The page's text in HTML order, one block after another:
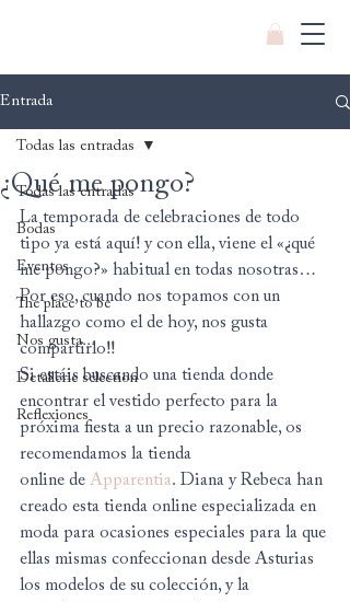
Entrada
Todas las entradas
Bodas
Eventos
The place to be
Nos gusta...
Detallerie selection
Reflexiones
Todas las entradas
¿Qué me pongo?
La temporada de celebraciones de todo
tipo ya está aquí! y con ella, viene el «¿qué
me pongo?» habitual en todas nosotras…
Por eso, cuando nos topamos con un
hallazgo como el de hoy, nos gusta
compartirlo!!
Si estáis buscando una tienda donde
encontrar el vestido perfecto para la
próxima fiesta a un precio razonable, os
recomendamos la tienda
online de Apparentia. Diana y Rebeca han
creado esta tienda online especializada en
moda para ocasiones especiales para la que
ellas mismas confeccionan desde Asturias
los modelos de su colección, y la